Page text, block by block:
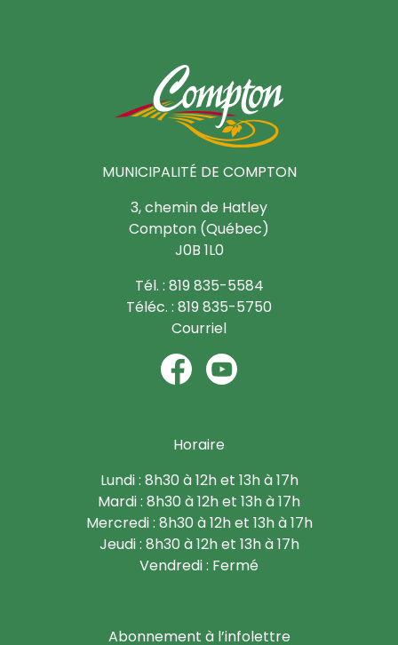
MUNICIPALITÉ DE COMPTON
3, chemin de Hatley
Compton (Québec)
J0B 1L0
Tél. : 819 835-5584
Téléc. : 819 835-5750
Courriel
Horaire
Lundi : 8h30 à 12h et 13h à 17h
Mardi : 8h30 à 12h et 13h à 17h
Mercredi : 8h30 à 12h et 13h à 17h
Jeudi : 8h30 à 12h et 13h à 17h
Vendredi : Fermé
Abonnement à l’infolettre